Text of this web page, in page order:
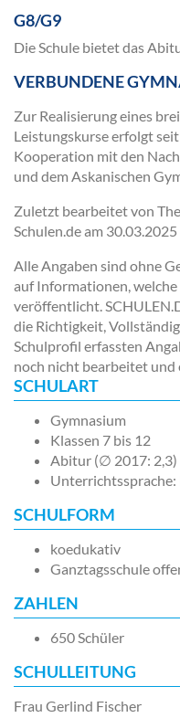
G8/G9
Die Schule bietet das
VERBUNDENE
Zur Realisierung eines
Leistungskurse erfolgt
Kooperation mit den
und dem Askanischen
Zuletzt bearbeitet von
Schulen.de am 30.03.2025
Alle Angaben sind ohne
auf Informationen,
veröffentlicht.
die Richtigkeit,
Schulprofil erfassten
noch nicht bearbeitet und
SCHULART
Gymnasium
Klassen 7 bis 12
Abitur (∅ 2017: 2,3)
Unterrichtssprache:
SCHULFORM
koedukativ
Ganztagsschule
ZAHLEN
650 Schüler
SCHULLEITUNG
Frau Gerlind Fischer